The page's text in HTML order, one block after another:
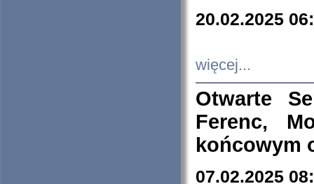
20.02.2025
więcej...
Otwarte
Ferenc,
końcowym
07.02.2025